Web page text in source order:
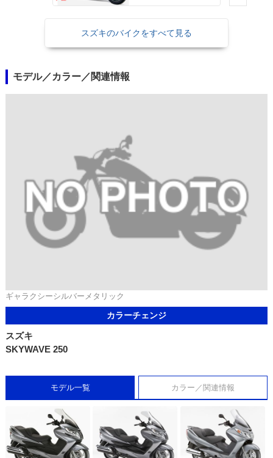
スズキのバイクをすべて見る
モデル／カラー／関連情報
ギャラクシーシルバーメタリック
カラーチェンジ
スズキ
SKYWAVE 250
モデル一覧 カラー／関連情報